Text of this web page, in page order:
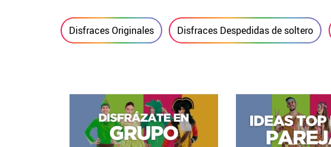
Disfraces Originales Disfraces Despedidas de soltero